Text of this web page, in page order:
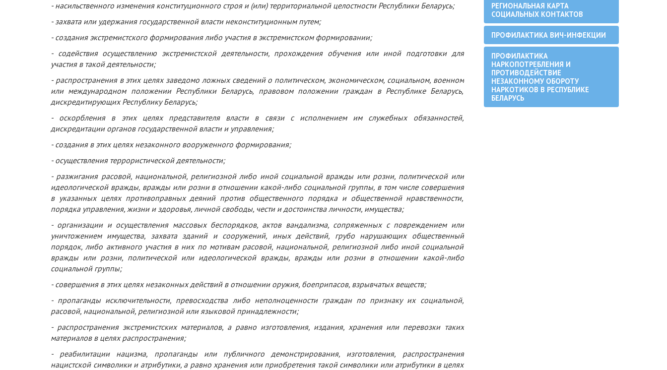
- насильственного изменения конституционного строя и (или) территориальной целостности Республики Беларусь;
- захвата или удержания государственной власти неконституционным путем;
- создания экстремистского формирования либо участия в экстремистском формировании;
- содействия осуществлению экстремистской деятельности, прохождения обучения или иной подготовки для
участия в такой деятельности;
- распространения в этих целях заведомо ложных сведений о политическом, экономическом, социальном, военном
или международном положении Республики Беларусь, правовом положении граждан в Республике Беларусь,
дискредитирующих Республику Беларусь;
- оскорбления в этих целях представителя власти в связи с исполнением им служебных обязанностей,
дискредитации органов государственной власти и управления;
- создания в этих целях незаконного вооруженного формирования;
- осуществления террористической деятельности;
- разжигания расовой, национальной, религиозной либо иной социальной вражды или розни, политической или
идеологической вражды, вражды или розни в отношении какой-либо социальной группы, в том числе совершения
в указанных целях противоправных деяний против общественного порядка и общественной нравственности,
порядка управления, жизни и здоровья, личной свободы, чести и достоинства личности, имущества;
- организации и осуществления массовых беспорядков, актов вандализма, сопряженных с повреждением или
уничтожением имущества, захвата зданий и сооружений, иных действий, грубо нарушающих общественный
порядок, либо активного участия в них по мотивам расовой, национальной, религиозной либо иной социальной
вражды или розни, политической или идеологической вражды, вражды или розни в отношении какой-либо
социальной группы;
- совершения в этих целях незаконных действий в отношении оружия, боеприпасов, взрывчатых веществ;
- пропаганды исключительности, превосходства либо неполноценности граждан по признаку их социальной,
расовой, национальной, религиозной или языковой принадлежности;
- распространения экстремистских материалов, а равно изготовления, издания, хранения или перевозки таких
материалов в целях распространения;
- реабилитации нацизма, пропаганды или публичного демонстрирования, изготовления, распространения
нацистской символики и атрибутики, а равно хранения или приобретения такой символики или атрибутики в целях
РЕГИОНАЛЬНАЯ КАРТА
СОЦИАЛЬНЫХ КОНТАКТОВ
ПРОФИЛАКТИКА ВИЧ-ИНФЕКЦИИ
ПРОФИЛАКТИКА
НАРКОПОТРЕБЛЕНИЯ И
ПРОТИВОДЕЙСТВИЕ
НЕЗАКОННОМУ ОБОРОТУ
НАРКОТИКОВ В РЕСПУБЛИКЕ
БЕЛАРУСЬ